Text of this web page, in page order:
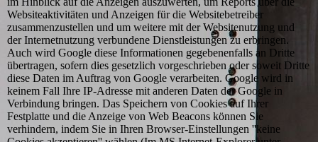
Websiteaktivitäten und Anzeigen für die Websitebetreiber
zusammenzustellen und um weitere mit der Websitenutzung und
der Internetnutzung verbundene Dienstleistungen zu erbringen.
Auch wird Google diese Informationen gegebenenfalls an Dritte
übertragen, sofern dies gesetzlich vorgeschrieben oder soweit Dritte
diese Daten im Auftrag von Google verarbeiten. Google wird in
keinem Fall Ihre IP-Adresse mit anderen Daten der Google in
Verbindung bringen. Das Speichern von Cookies auf Ihrer
Festplatte und die Anzeige von Web Beacons können Sie
verhindern, indem Sie in Ihren Browser-Einstellungen ''keine